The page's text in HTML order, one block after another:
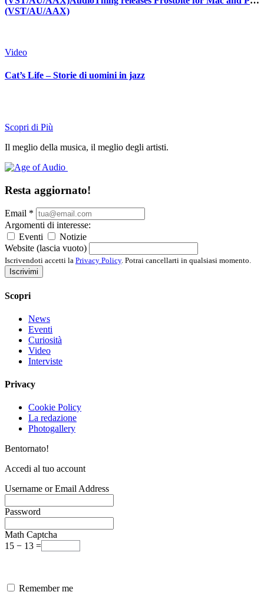
(VST/AU/AAX)
Video
Cat’s Life – Storie di uomini in jazz
Scopri di Più
Il meglio della musica, il meglio degli artisti.
Resta aggiornato!
Email *
Argomenti di interesse:
Eventi
Notizie
Website (lascia vuoto)
Iscrivendoti accetti la Privacy Policy. Potrai cancellarti in qualsiasi momento.
Iscrivimi
Scopri
News
Eventi
Curiosità
Video
Interviste
Privacy
Cookie Policy
La redazione
Photogallery
Bentornato!
Accedi al tuo account
Username or Email Address
Password
Math Captcha
15 − 13 =
Remember me